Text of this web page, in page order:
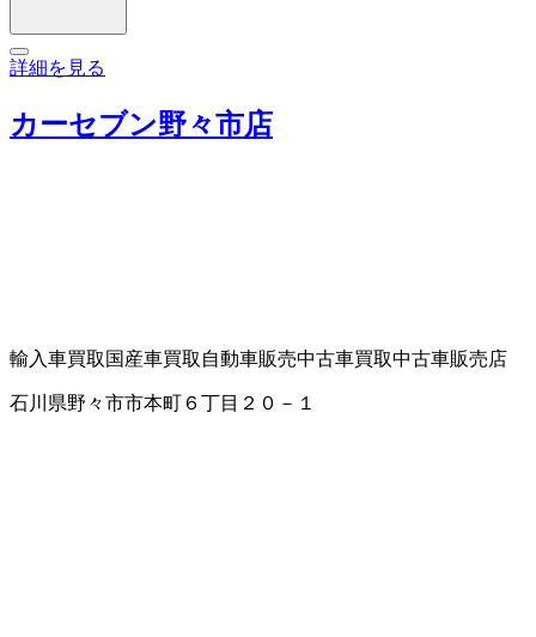
詳細を見る
カーセブン野々市店
輸入車買取 国産車買取 自動車販売中古車買取中古車販売店
石川県野々市市本町６丁目２０－１